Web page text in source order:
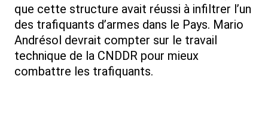
que cette structure avait réussi à infiltrer l’un
des trafiquants d’armes dans le Pays. Mario
Andrésol devrait compter sur le travail
technique de la CNDDR pour mieux
combattre les trafiquants.